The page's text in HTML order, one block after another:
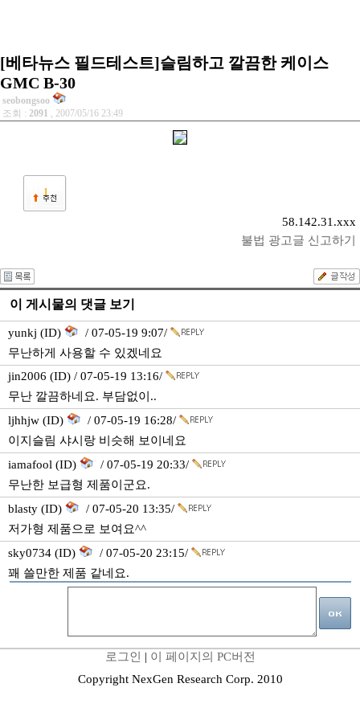
[베타뉴스 필드테스트]슬림하고 깔끔한 케이스
GMC B-30
seobongsoo
조회 : 2091 , 2007/05/16 23:49
1
58.142.31.xxx
불법 광고글 신고하기
이 게시물의 댓글 보기
yunkj (ID)
/ 07-05-19 9:07/
무난하게 사용할 수 있겠네요
jin2006 (ID) / 07-05-19 13:16/
무난 깔끔하네요. 부담없이..
ljhhjw (ID)
/ 07-05-19 16:28/
이지슬림 샤시랑 비슷해 보이네요
iamafool (ID)
/ 07-05-19 20:33/
무난한 보급형 제품이군요.
blasty (ID)
/ 07-05-20 13:35/
저가형 제품으로 보여요^^
sky0734 (ID)
/ 07-05-20 23:15/
꽤 쓸만한 제품 같네요.
로그인 | 이 페이지의 PC버전
Copyright NexGen Research Corp. 2010